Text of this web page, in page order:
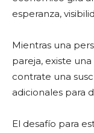
esperanza,
Mientras una
pareja, existe
contrate una
adicionales para
El desafío para